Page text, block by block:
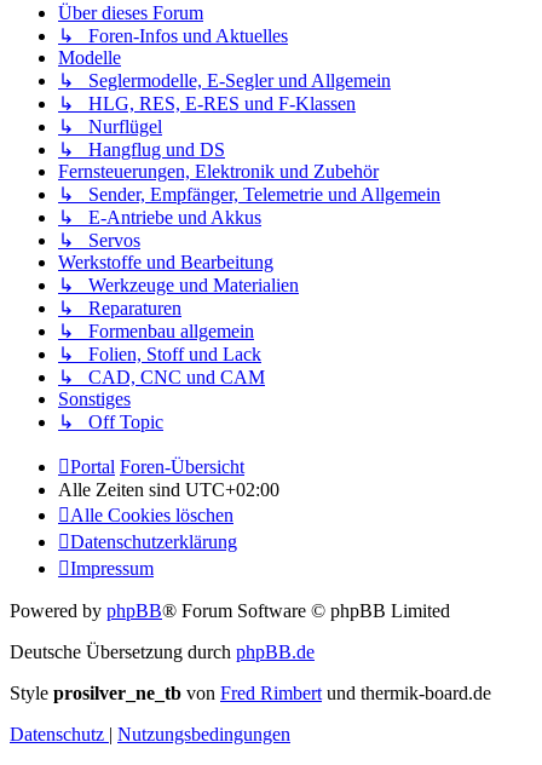
Über dieses Forum
↳ Foren-Infos und Aktuelles
Modelle
↳ Seglermodelle, E-Segler und Allgemein
↳ HLG, RES, E-RES und F-Klassen
↳ Nurflügel
↳ Hangflug und DS
Fernsteuerungen, Elektronik und Zubehör
↳ Sender, Empfänger, Telemetrie und Allgemein
↳ E-Antriebe und Akkus
↳ Servos
Werkstoffe und Bearbeitung
↳ Werkzeuge und Materialien
↳ Reparaturen
↳ Formenbau allgemein
↳ Folien, Stoff und Lack
↳ CAD, CNC und CAM
Sonstiges
↳ Off Topic
Portal Foren-Übersicht
Alle Zeiten sind UTC+02:00
Alle Cookies löschen
Datenschutzerklärung
Impressum
Powered by phpBB® Forum Software © phpBB Limited
Deutsche Übersetzung durch phpBB.de
Style prosilver_ne_tb von Fred Rimbert und thermik-board.de
Datenschutz | Nutzungsbedingungen